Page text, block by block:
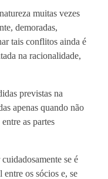
muitas vezes
demoradas,
tais conflitos ainda é
na racionalidade,
previstas na
apenas quando não
as partes
se é
os sócios e, se